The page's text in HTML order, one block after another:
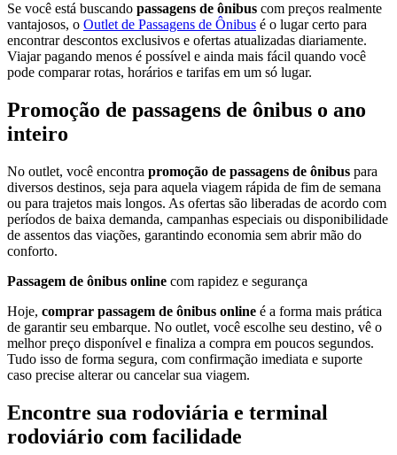
Se você está buscando passagens de ônibus com preços realmente
vantajosos, o Outlet de Passagens de Ônibus é o lugar certo para
encontrar descontos exclusivos e ofertas atualizadas diariamente.
Viajar pagando menos é possível e ainda mais fácil quando você
pode comparar rotas, horários e tarifas em um só lugar.
Promoção de passagens de ônibus o ano
inteiro
No outlet, você encontra promoção de passagens de ônibus para
diversos destinos, seja para aquela viagem rápida de fim de semana
ou para trajetos mais longos. As ofertas são liberadas de acordo com
períodos de baixa demanda, campanhas especiais ou disponibilidade
de assentos das viações, garantindo economia sem abrir mão do
conforto.
Passagem de ônibus online com rapidez e segurança
Hoje, comprar passagem de ônibus online é a forma mais prática
de garantir seu embarque. No outlet, você escolhe seu destino, vê o
melhor preço disponível e finaliza a compra em poucos segundos.
Tudo isso de forma segura, com confirmação imediata e suporte
caso precise alterar ou cancelar sua viagem.
Encontre sua rodoviária e terminal
rodoviário com facilidade